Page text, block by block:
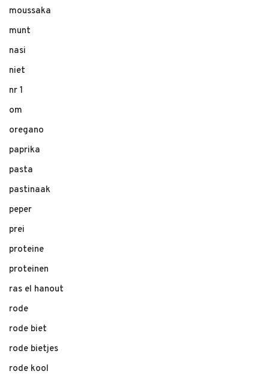
moussaka
munt
nasi
niet
nr 1
om
oregano
paprika
pasta
pastinaak
peper
prei
proteine
proteinen
ras el hanout
rode
rode biet
rode bietjes
rode kool